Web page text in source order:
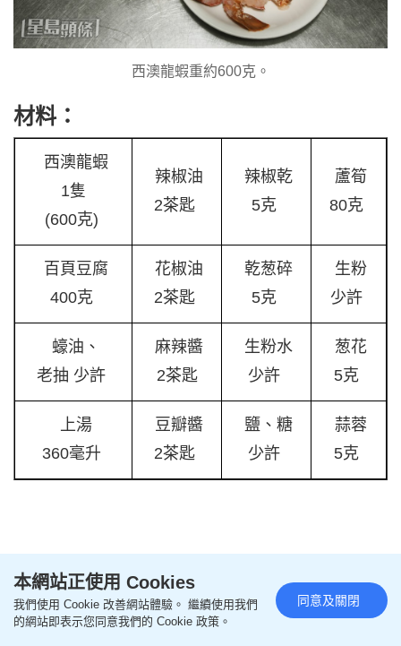
西澳龍蝦重約600克。
材料：
西澳龍蝦
1隻
(600克)
辣椒油
2茶匙
辣椒乾
5克
蘆筍
80克
百頁豆腐
400克
花椒油
2茶匙
乾葱碎
5克
生粉
少許
蠔油、
老抽 少許
麻辣醬
2茶匙
生粉水
少許
葱花
5克
上湯
360毫升
豆瓣醬
2茶匙
鹽、糖
少許
蒜蓉
5克
本網站正使用 Cookies
我們使用 Cookie 改善網站體驗。 繼續使用我們
的網站即表示您同意我們的 Cookie 政策。
同意及關閉